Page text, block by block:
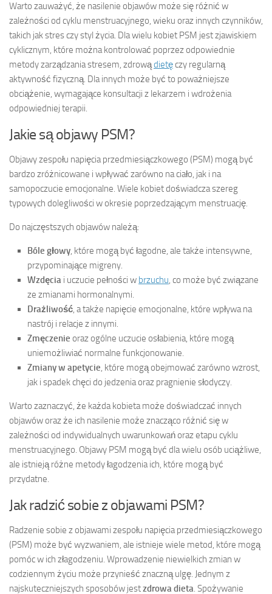
Warto zauważyć, że nasilenie objawów może się różnić w
zależności od cyklu menstruacyjnego, wieku oraz innych czynników,
takich jak stres czy styl życia. Dla wielu kobiet PSM jest zjawiskiem
cyklicznym, które można kontrolować poprzez odpowiednie
metody zarządzania stresem, zdrowądietęczy regularną
aktywność fizyczną. Dla innych może być to poważniejsze
obciążenie, wymagające konsultacji z lekarzem i wdrożenia
odpowiedniej terapii.
Jakie są objawy PSM?
Objawy zespołu napięcia przedmiesiączkowego (PSM) mogą być
bardzo zróżnicowane i wpływać zarówno na ciało, jak i na
samopoczucie emocjonalne. Wiele kobiet doświadcza szereg
typowych dolegliwości w okresie poprzedzającym menstruację.
Do najczęstszych objawów należą:
Bóle głowy, które mogą być łagodne, ale także intensywne,
przypominające migreny.
Wzdęcia i uczucie pełności w brzuchu, co może być związane
ze zmianami hormonalnymi.
Drażliwość, a także napięcie emocjonalne, które wpływa na
nastrój i relacje z innymi.
Zmęczenie oraz ogólne uczucie osłabienia, które mogą
uniemożliwiać normalne funkcjonowanie.
Zmiany w apetycie, które mogą obejmować zarówno wzrost,
jak i spadek chęci do jedzenia oraz pragnienie słodyczy.
Warto zaznaczyć, że każda kobieta może doświadczać innych
objawów oraz że ich nasilenie może znacząco różnić się w
zależności od indywidualnych uwarunkowań oraz etapu cyklu
menstruacyjnego. Objawy PSM mogą być dla wielu osób uciążliwe,
ale istnieją różne metody łagodzenia ich, które mogą być
przydatne.
Jak radzić sobie z objawami PSM?
Radzenie sobie z objawami zespołu napięcia przedmiesiączkowego
(PSM) może być wyzwaniem, ale istnieje wiele metod, które mogą
pomóc w ich złagodzeniu. Wprowadzenie niewielkich zmian w
codziennym życiu może przynieść znaczną ulgę. Jednym z
najskuteczniejszych sposobów jestzdrowa dieta. Spożywanie